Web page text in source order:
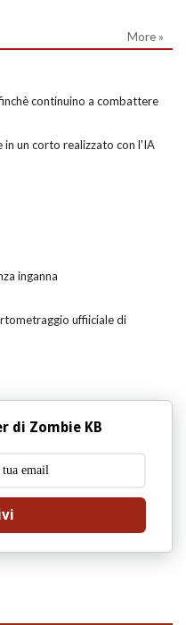
More »
continuino a combattere
in un corto realizzato con l'IA
inganna
uffiiciale di
di Zombie KB